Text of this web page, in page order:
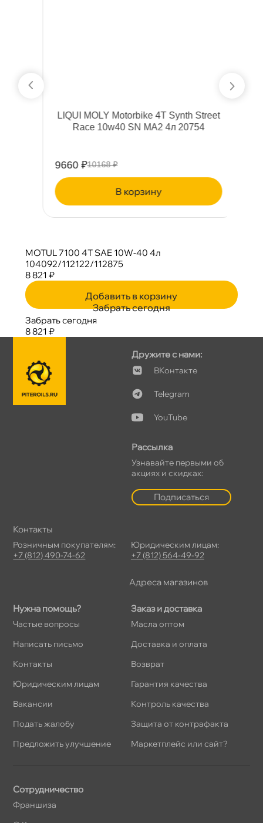
LIQUI MOLY Motorbike 4T Synth Street
Race 10w40 SN MA2 4л 20754
9660 ₽ 10168 ₽
корзину
MOTUL 7100 4T SAE 10W-40 4л
104092/112122/112875
8 821 ₽
Добавить в корзину
Забрать сегодня
Забрать сегодня
8 821 ₽
Нужна помощь?
Частые вопросы
Написать письмо
Контакты
Юридическим лицам
акансии
Подать жалобу
Предложить улучшение
Заказ и доставка
Масла оптом
Доставка и оплата
озврат
Гарантия качества
Контроль качества
Защита от контрафакта
Маркетплейс или сайт?
Дружите с нами:
Контакте
Telegram
YouTube
Рассылка
Узнавайте первыми о
акциях и скидках:
Подписаться
Сотрудничество
Франшиза
Контакты
Розничным покупателям:
+7 (812) 490-74-62
Юридическим лицам:
+7 (812) 564-49-92
Адреса магазино